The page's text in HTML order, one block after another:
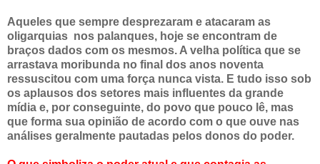
Aqueles que sempre desprezaram e atacaram as
oligarquias nos palanques, hoje se encontram de
braços dados com os mesmos. A velha política que se
arrastava moribunda no final dos anos noventa
ressuscitou com uma força nunca vista. E tudo isso sob
os aplausos dos setores mais influentes da grande
mídia e, por conseguinte, do povo que pouco lê, mas
que forma sua opinião de acordo com o que ouve nas
análises geralmente pautadas pelos donos do poder.